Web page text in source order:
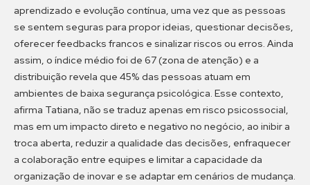
aprendizado e evolução contínua, uma vez que as pessoas
se sentem seguras para propor ideias, questionar decisões,
oferecer feedbacks francos e sinalizar riscos ou erros. Ainda
assim, o índice médio foi de 67 (zona de atenção) e a
distribuição revela que 45% das pessoas atuam em
ambientes de baixa segurança psicológica. Esse contexto,
afirma Tatiana, não se traduz apenas em risco psicossocial,
mas em um impacto direto e negativo no negócio, ao inibir a
troca aberta, reduzir a qualidade das decisões, enfraquecer
a colaboração entre equipes e limitar a capacidade da
organização de inovar e se adaptar em cenários de mudança.